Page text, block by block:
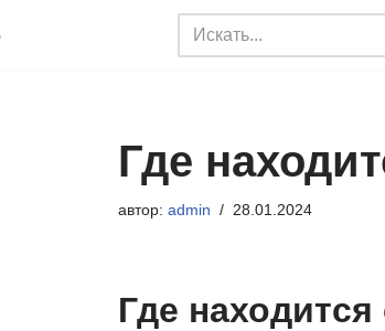
Где
автор: admin 28.01.2024
Где